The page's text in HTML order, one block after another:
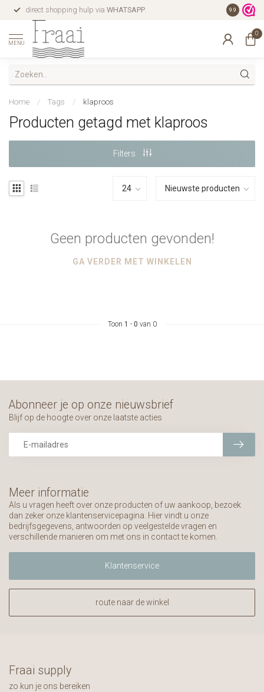
direct shopping hulp via WHATSAPP. gratis
9.9
MENU
0
Home / Tags / klaproos
Producten getagd met klaproos
Filters
Geen producten gevonden!
GA VERDER MET WINKELEN
Toon 1 - 0 van 0
Meer informatie
Als u vragen heeft over onze producten of uw aankoop, bezoek
dan zeker onze klantenservicepagina. Hier vindt u onze
bedrijfsgegevens, antwoorden op veelgestelde vragen en
verschillende manieren om met ons in contact te komen.
Klantenservice
route naar de winkel
Abonneer je op onze nieuwsbrief
Blijf op de hoogte over onze laatste acties
Fraai supply
zo kun je ons bereiken